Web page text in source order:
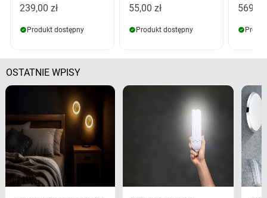
239,00 zł
Produkt dostępny
55,00 zł
Produkt dostępny
569,00
OSTATNIE WPISY